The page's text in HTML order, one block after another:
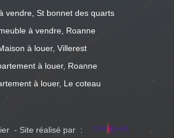
vendre, St bonnet des quarts
à vendre, Roanne
à louer, Villerest
à louer, Roanne
à louer, Le coteau
- Site réalisé par :